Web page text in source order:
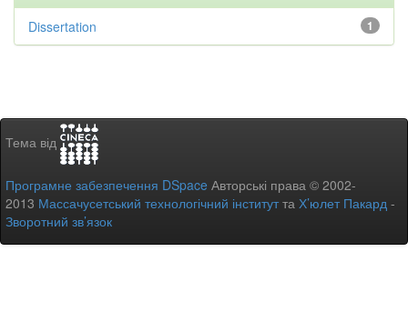
1
Dissertation
Тема від
Програмне забезпечення DSpace Авторські права © 2002-
2013 Массачусетський технологічний інститутта Х’юлет Пакард -
Зворотний зв’язок